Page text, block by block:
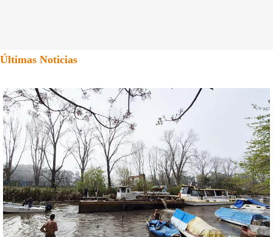
Últimas Noticias